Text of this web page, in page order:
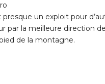
un exploit pour
par la meilleure direction
de la montagne.